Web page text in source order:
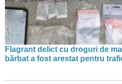
Flagrant delict cu droguri de
bărbat a fost arestat pentru